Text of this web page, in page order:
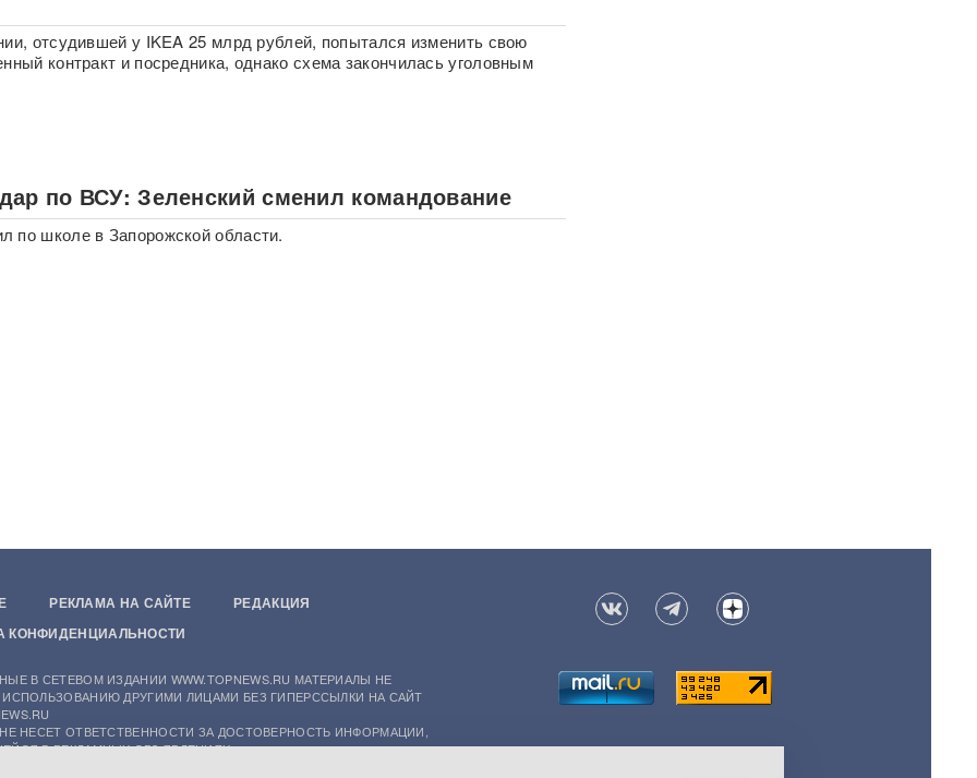
отсудившей у IKEA 25 млрд рублей, попытался изменить свою
контракт и посредника, однако схема закончилась уголовным
по ВСУ: Зеленский сменил командование
по школе в Запорожской области.
РЕКЛАМА НА САЙТЕ
РЕДАКЦИЯ
КОНФИДЕНЦИАЛЬНОСТИ
В СЕТЕВОМ ИЗДАНИИ WWW.TOPNEWS.RU МАТЕРИАЛЫ НЕ
ДРУГИМИ ЛИЦАМИ БЕЗ ГИПЕРССЫЛКИ НА САЙТ
НЕСЕТ ОТВЕТСТВЕННОСТИ ЗА ДОСТОВЕРНОСТЬ ИНФОРМАЦИИ,
В РЕКЛАМНЫХ ОБЪЯВЛЕНИЯХ